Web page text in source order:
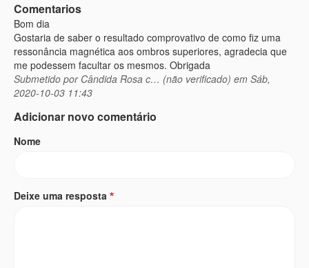
Comentarios
Bom dia
Gostaria de saber o resultado comprovativo de como fiz uma
ressonância magnética aos ombros superiores, agradecia que
me podessem facultar os mesmos. Obrigada
Submetido por Cândida Rosa c… (não verificado) em Sáb,
2020-10-03 11:43
Adicionar novo comentário
Nome
Deixe uma resposta